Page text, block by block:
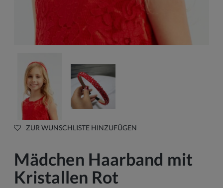
ZUR WUNSCHLISTE HINZUFÜGEN
Mädchen Haarband mit
Kristallen Rot